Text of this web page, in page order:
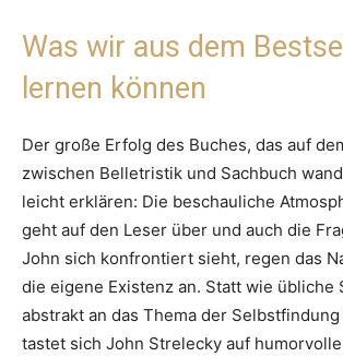
Was wir aus dem
lernen können
Der große Erfolg des Buches, das auf
zwischen Belletristik und Sachbuch
leicht erklären: Die beschauliche
geht auf den Leser über und auch die
John sich konfrontiert sieht, regen das
die eigene Existenz an. Statt wie übliche
abstrakt an das Thema der
tastet sich John Strelecky auf